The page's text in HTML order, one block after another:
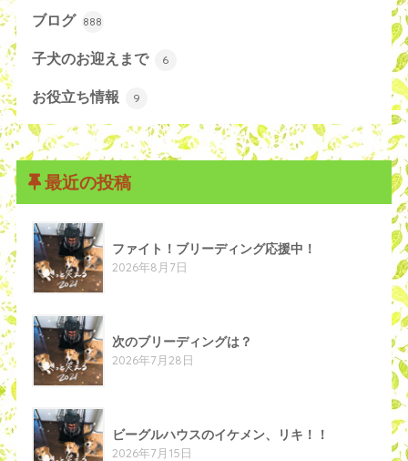
ブログ 888
子犬のお迎えまで 6
お役立ち情報 9
最近の投稿
ファイト！ブリーディング応援中！
2026年8月7日
次のブリーディングは？
2026年7月28日
ビーグルハウスのイケメン、リキ！！
2026年7月15日